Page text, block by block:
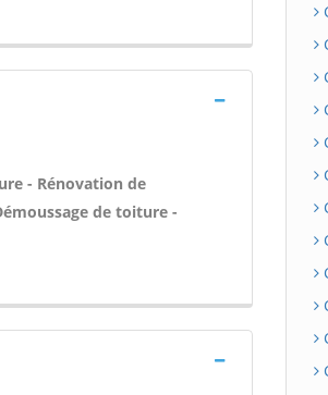
- Rénovation de
de toiture -